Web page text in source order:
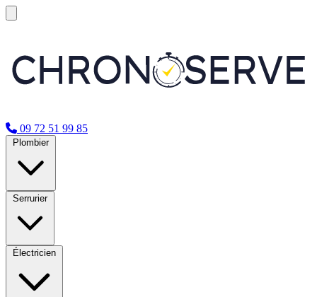
09 72 51 99 85
Plombier
Serrurier
Électricien